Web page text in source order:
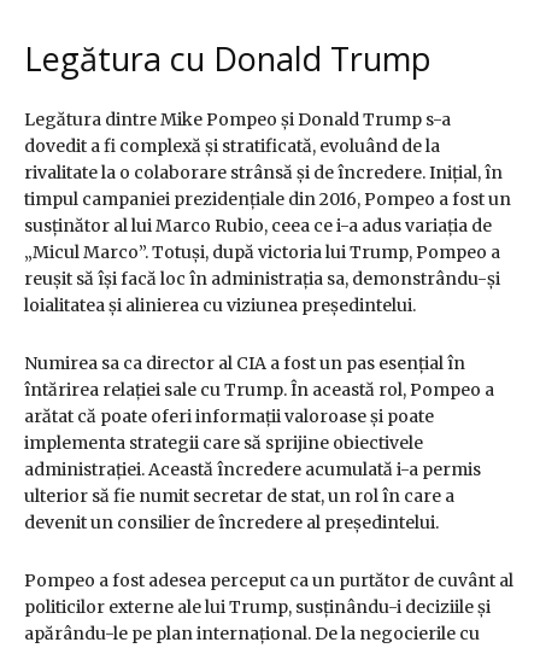
Legătura cu Donald Trump
Legătura dintre Mike Pompeo și Donald Trump s-a
dovedit a fi complexă și stratificată, evoluând de la
rivalitate la o colaborare strânsă și de încredere. Inițial, în
timpul campaniei prezidențiale din 2016, Pompeo a fost un
susținător al lui Marco Rubio, ceea ce i-a adus variația de
„Micul Marco”. Totuși, după victoria lui Trump, Pompeo a
reușit să își facă loc în administrația sa, demonstrându-și
loialitatea și alinierea cu viziunea președintelui.
Numirea sa ca director al CIA a fost un pas esențial în
întărirea relației sale cu Trump. În această rol, Pompeo a
arătat că poate oferi informații valoroase și poate
implementa strategii care să sprijine obiectivele
administrației. Această încredere acumulată i-a permis
ulterior să fie numit secretar de stat, un rol în care a
devenit un consilier de încredere al președintelui.
Pompeo a fost adesea perceput ca un purtător de cuvânt al
politicilor externe ale lui Trump, susținându-i deciziile și
apărându-le pe plan internațional. De la negocierile cu